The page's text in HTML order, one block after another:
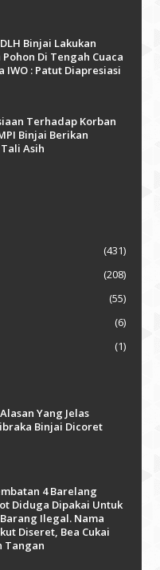
Binjai Lakukan
Di Tengah Cuaca
IWO : Patut Diapresiasi
Terhadap Korban
Binjai Berikan
Asih
(431)
(208)
(55)
(6)
(1)
Yang Jelas
Binjai Dicoret
4 Barelang
Diduga Dipakai Untuk
Ilegal. Nama
Diseret, Bea Cukai
Tangan